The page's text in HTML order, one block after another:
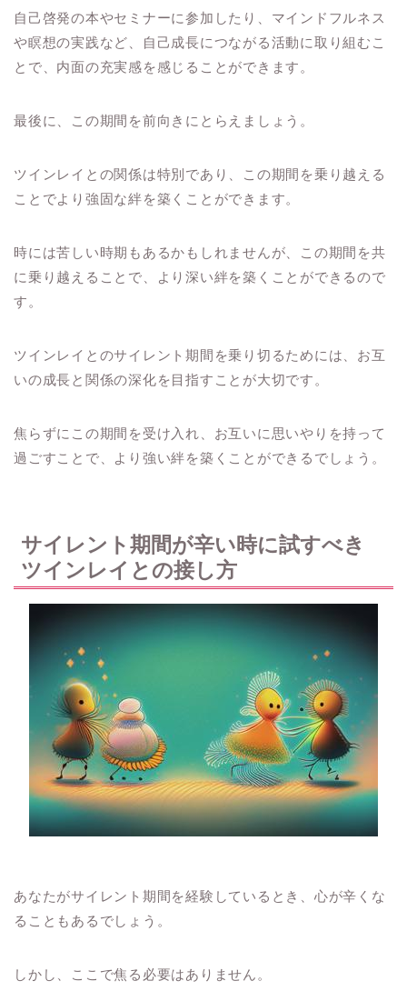
自己啓発の本やセミナーに参加したり、マインドフルネス
や瞑想の実践など、自己成長につながる活動に取り組むこ
とで、内面の充実感を感じることができます。
最後に、この期間を前向きにとらえましょう。
ツインレイとの関係は特別であり、この期間を乗り越える
ことでより強固な絆を築くことができます。
時には苦しい時期もあるかもしれませんが、この期間を共
に乗り越えることで、より深い絆を築くことができるので
す。
ツインレイとのサイレント期間を乗り切るためには、お互
いの成長と関係の深化を目指すことが大切です。
焦らずにこの期間を受け入れ、お互いに思いやりを持って
過ごすことで、より強い絆を築くことができるでしょう。
サイレント期間が辛い時に試すべき
ツインレイとの接し方
あなたがサイレント期間を経験しているとき、心が辛くな
ることもあるでしょう。
しかし、ここで焦る必要はありません。